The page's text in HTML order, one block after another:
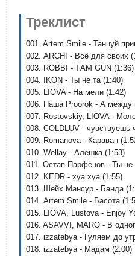
Треклист
001. Artem Smile - Танцуй
002. ARCHI - Всё для своих
003. ROBBI - ТАМ GUN (1:36)
004. IKON - Ты не та (1:40)
005. LIOVA - На мели (1:42)
006. Паша Proorok - А между
007. Rostovskiy, LIOVA -
008. COLDLUV - чувствуешь
009. Romanova - Караван
010. Wellay - Алёшка (1:53)
011. Остап Парфёнов - Ты не
012. KEDR - хуа хуа (1:55)
013. Шейх Мансур - Банда
014. Artem Smile - Басота
015. LIOVA, Lustova - Enjoy
016. ASAVVI, MARO - В
017. izzatebya - Гуляем до
018. izzatebya - Мадам (2:00)